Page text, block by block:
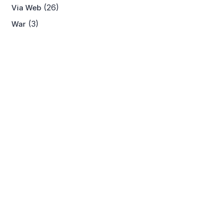
Via Web (26)
War (3)